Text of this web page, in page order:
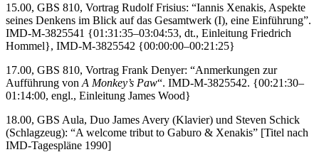
15.00, GBS 810, Vortrag Rudolf Frisius: “Iannis Xenakis, Aspekte
seines Denkens im Blick auf das Gesamtwerk (I), eine Einführung”.
IMD-M-3825541 {01:31:35–03:04:53, dt., Einleitung Friedrich
Hommel}, IMD-M-3825542 {00:00:00–00:21:25}
17.00, GBS 810, Vortrag Frank Denyer: “Anmerkungen zur
Aufführung von A Monkey’s Paw“. IMD-M-3825542. {00:21:30–
01:14:00, engl., Einleitung James Wood}
18.00, GBS Aula, Duo James Avery (Klavier) und Steven Schick
(Schlagzeug): “A welcome tribut to Gaburo & Xenakis” [Titel nach
IMD-Tagespläne 1990]